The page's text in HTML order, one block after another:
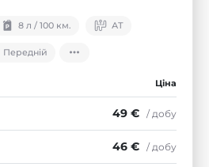
8 л / 100 км. АТ
Передній
Ціна
49 € / добу
46 € / добу